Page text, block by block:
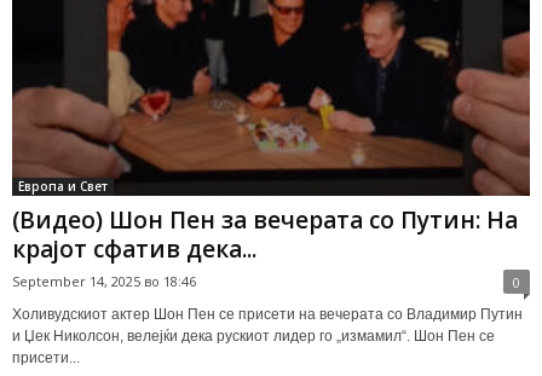
Европа и Свет
(Видео) Шон Пен за вечерата со Путин: На
крајот сфатив дека...
September 14, 2025 во 18:46 0
Холивудскиот актер Шон Пен се присети на вечерата со Владимир Путин
и Џек Николсон, велејќи дека рускиот лидер го „измамил“. Шон Пен се
присети...